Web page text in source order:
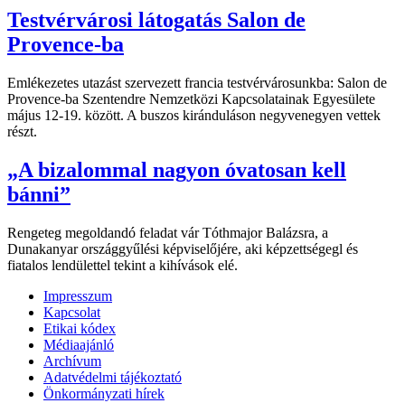
Testvérvárosi látogatás Salon de
Provence-ba
Emlékezetes utazást szervezett francia testvérvárosunkba: Salon de
Provence-ba Szentendre Nemzetközi Kapcsolatainak Egyesülete
május 12-19. között. A buszos kiránduláson negyvenegyen vettek
részt.
„A bizalommal nagyon óvatosan kell
bánni”
Rengeteg megoldandó feladat vár Tóthmajor Balázsra, a
Dunakanyar országgyűlési képviselőjére, aki képzettségegl és
fiatalos lendülettel tekint a kihívások elé.
Impresszum
Kapcsolat
Etikai kódex
Médiaajánló
Archívum
Adatvédelmi tájékoztató
Önkormányzati hírek